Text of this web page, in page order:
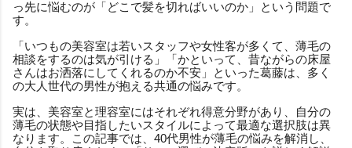
っ先に悩むのが「どこで髪を切ればいいのか」という問題で
す。
「いつもの美容室は若いスタッフや女性客が多くて、薄毛の
相談をするのは気が引ける」「かといって、昔ながらの床屋
さんはお洒落にしてくれるのか不安」といった葛藤は、多く
の大人世代の男性が抱える共通の悩みです。
実は、美容室と理容室にはそれぞれ得意分野があり、自分の
薄毛の状態や目指したいスタイルによって最適な選択肢は異
なります。この記事では、40代男性が薄毛の悩みを解消し、